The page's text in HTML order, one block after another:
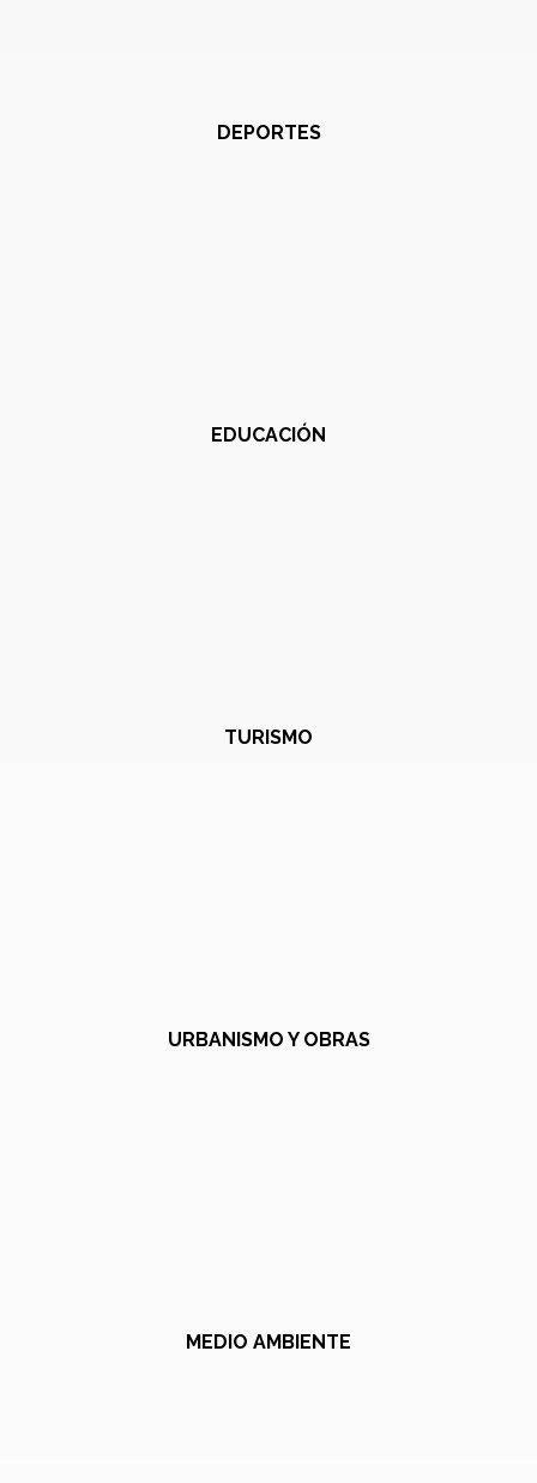
DEPORTES
EDUCACIÓN
TURISMO
URBANISMO Y OBRAS
MEDIO AMBIENTE